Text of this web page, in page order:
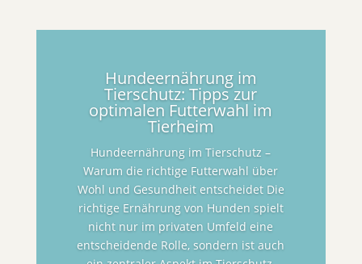
Hundeernährung im
Tierschutz: Tipps zur
optimalen Futterwahl im
Tierheim
Hundeernährung im Tierschutz –
Warum die richtige Futterwahl über
Wohl und Gesundheit entscheidet Die
richtige Ernährung von Hunden spielt
nicht nur im privaten Umfeld eine
entscheidende Rolle, sondern ist auch